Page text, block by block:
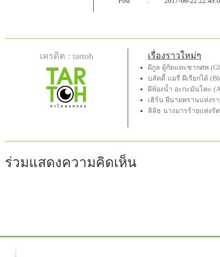
เครดิต : tartoh เรื่องราวใหม่ๆ
ผีกูล ผู้กัดแทะซากศพ
บลัดดี้ แมรี่ ผีเรียกได้
ผีห้องน้ำ อะกะมันโตะ
เฮิร์น ผีนายพรานแห่งร
ลิลิธ นางมารร้ายแห่งรั
ร่วมแสดงความคิดเห็น